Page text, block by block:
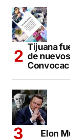
Tijuana
de
Elon